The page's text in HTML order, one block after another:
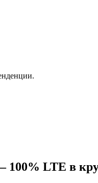
100% LTE в